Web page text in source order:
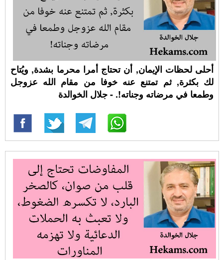
أحلى لحظات الإيمان, أن تحتاج أمرا محرما بشدة, ويُتاح
لك بكثرة, ثم تمتنع عنه خوفا من مقام الله عزوجل
وطمعا في مرضاته وجناته!. - جلال الخوالدة